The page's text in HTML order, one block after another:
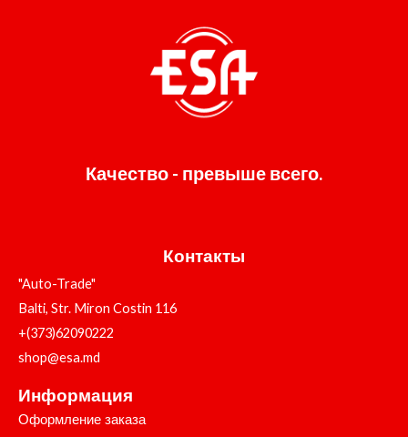
Качество - превыше всего.
Контакты
"Auto-Trade"
Balti, Str. Miron Costin 116
+(373)62090222
shop@esa.md
Информация
Оформление заказа